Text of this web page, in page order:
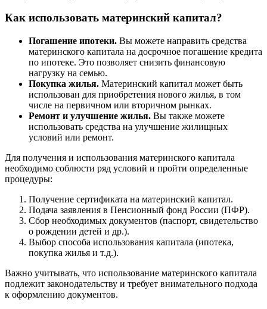
Как использовать материнский капитал?
Погашение ипотеки. Вы можете направить средства
материнского капитала на досрочное погашение кредита
по ипотеке. Это позволяет снизить финансовую
нагрузку на семью.
Покупка жилья. Материнский капитал может быть
использован для приобретения нового жилья, в том
числе на первичном или вторичном рынках.
Ремонт и улучшение жилья. Вы также можете
использовать средства на улучшение жилищных
условий или ремонт.
Для получения и использования материнского капитала
необходимо соблюсти ряд условий и пройти определенные
процедуры:
Получение сертификата на материнский капитал.
Подача заявления в Пенсионный фонд России (ПФР).
Сбор необходимых документов (паспорт, свидетельство
о рождении детей и др.).
Выбор способа использования капитала (ипотека,
покупка жилья и т.д.).
Важно учитывать, что использование материнского капитала
подлежит законодательству и требует внимательного подхода
к оформлению документов.